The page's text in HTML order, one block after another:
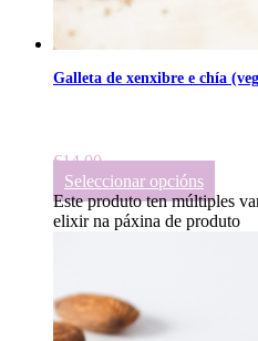
Galleta de xenxibre e chía
€14.00
Seleccionar opcións
Este produto ten múltiples
elixir na páxina de produto